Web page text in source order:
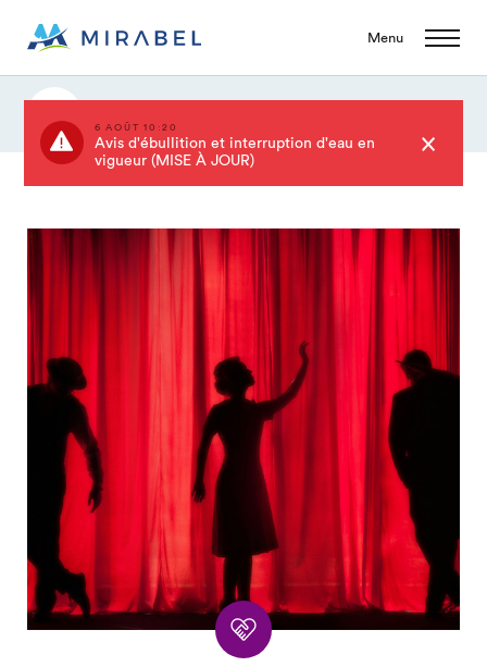
Menu
6 AOÛT 10:20
Avis d'ébullition et interruption d'eau en
vigueur (MISE À JOUR)